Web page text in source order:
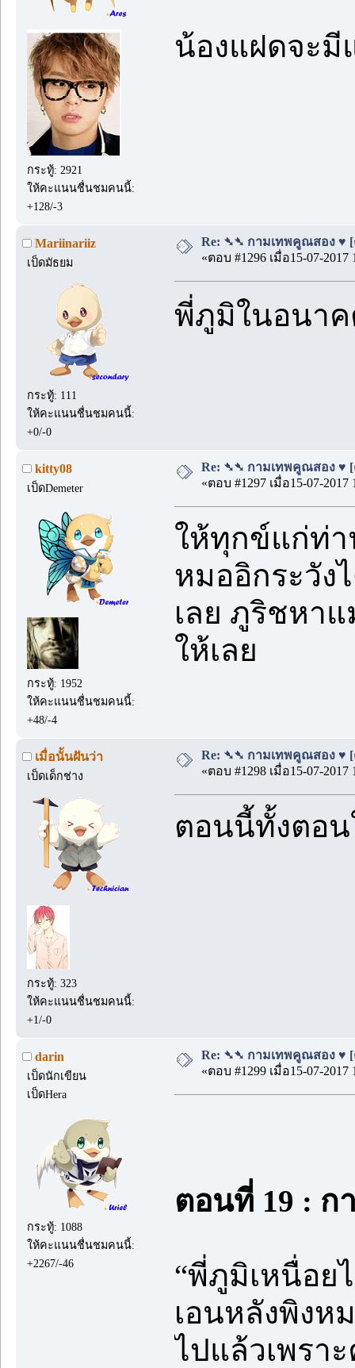
กระทู้: 2921
ให้คะแนนชื่นชมคนนี้:
+128/-3
น้องแฝดจะ
Mariinariiz
เป็ดมัธยม
กระทู้: 111
ให้คะแนนชื่นชมคนนี้:
+0/-0
Re: ➴➴ กามเทพคูณสอง ♥ [
«ตอบ #1296 เมื่อ15-07-2017
พี่ภูมิในอนา
kitty08
เป็ดDemeter
กระทู้: 1952
ให้คะแนนชื่นชมคนนี้:
+48/-4
Re: ➴➴ กามเทพคูณสอง ♥ [
«ตอบ #1297 เมื่อ15-07-2017
ให้ทุกข์แก่ท่
หมออิกระวัง
เลย ภูริชหา
ให้เลย
เมื่อนั้นฝันว่า
เป็ดเด็กช่าง
กระทู้: 323
ให้คะแนนชื่นชมคนนี้:
+1/-0
Re: ➴➴ กามเทพคูณสอง ♥ [
«ตอบ #1298 เมื่อ15-07-2017
ตอนนี้ทั้งตอน
darin
เป็ดนักเขียน
เป็ดHera
กระทู้: 1088
ให้คะแนนชื่นชมคนนี้:
+2267/-46
Re: ➴➴ กามเทพคูณสอง ♥ [
«ตอบ #1299 เมื่อ15-07-2017
ตอนที่ 19 : ก
“พี่ภูมิเหนื่อย
เอนหลังพิงห
ไปแล้วเพรา